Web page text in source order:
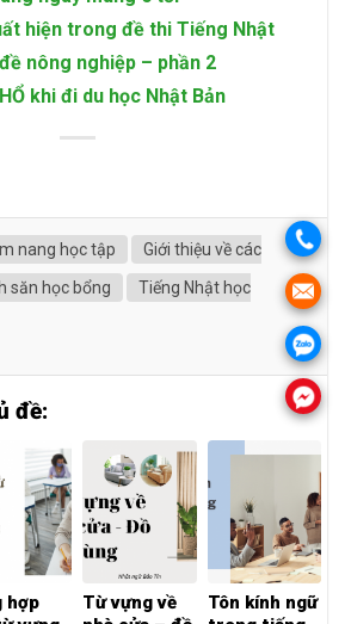
hiện trong đề thi Tiếng Nhật
nông nghiệp – phần 2
khi đi du học Nhật Bản
nang học tập
Giới thiệu về các
săn học bổng
Tiếng Nhật học
đề:
hợp
Từ vựng về
Tôn kính ngữ